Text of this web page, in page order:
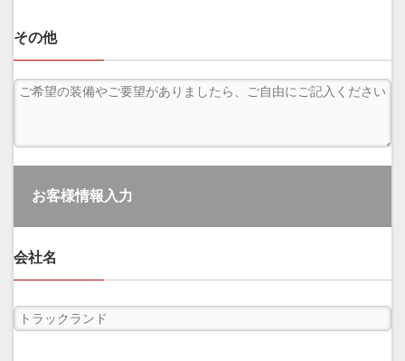
その他
お客様情報入力
会社名